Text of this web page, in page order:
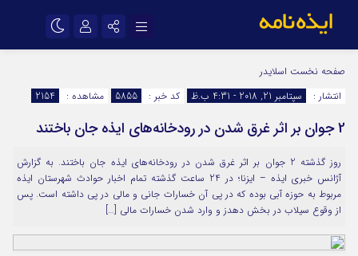
اینستاگرام
سروش
ایتا
آپارات
اپلیکیشن رمز عبور
مرا به خاطر بسپار
صفحه نخست اسلایدر
انتشار :
سپتامبر 21, 2018 - 4:31 ب.ظ کد خبر : 5855 مشاهده : 2154
2 جوان بر اثر غرق شدن در رودخانه‌های ایذه جان باختند
روز گذشته 2 جوان بر اثر غرق شدن در رودخانه‌های ایذه جان باختند. به گزارش
آژانس خبری ایذه – ایزنا؛ در 24 ساعت گذشته تمام اخبار حوادث شهرستان ایذه
مربوط به حوزه آبی بوده که در پی آن خسارات جانی و مالی در پی داشته است. پس
از وقوع سیلاب در بخش دهدز و وارد شدن خسارات مالی […]